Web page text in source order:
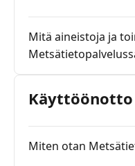
Mitä aineistoja ja
Käyttöönotto
Miten otan